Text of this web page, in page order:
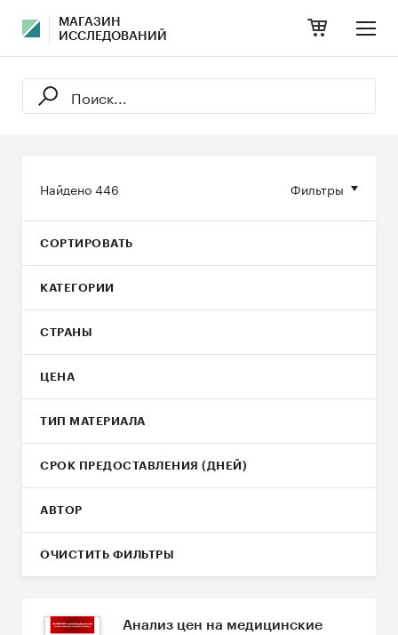
МАГАЗИН
ИССЛЕДОВАНИЙ
Фильтры
Найдено446
СОРТИРОВАТЬ
КАТЕГОРИИ
СТРАНЫ
ЦЕНА
ТИП МАТЕРИАЛА
СРОК ПРЕДОСТАВЛЕНИЯ (ДНЕЙ)
АВТОР
ОЧИСТИТЬ ФИЛЬТРЫ
Анализ цен на медицинские